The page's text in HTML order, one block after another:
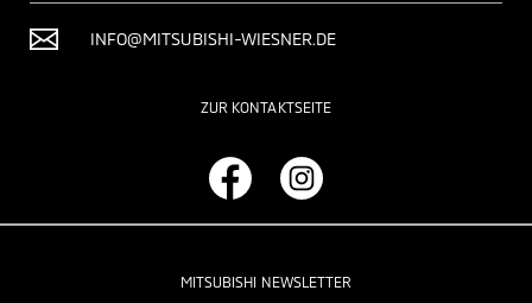
INFO@MITSUBISHI-WIESNER.DE
ZUR KONTAKTSEITE
MITSUBISHI NEWSLETTER